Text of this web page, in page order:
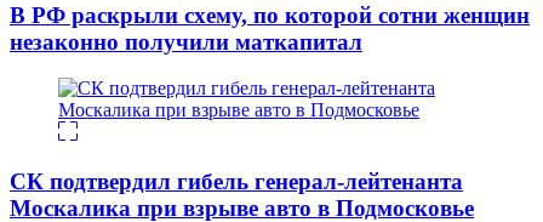
В РФ раскрыли схему, по которой сотни женщин
незаконно получили маткапитал
СК подтвердил гибель генерал-лейтенанта
Москалика при взрыве авто в Подмосковье